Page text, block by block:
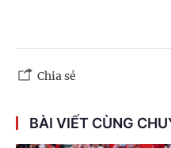
Chia sẻ
BÀI VIẾT CÙNG